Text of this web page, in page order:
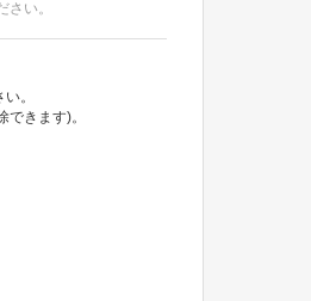
い。
。
きます)。